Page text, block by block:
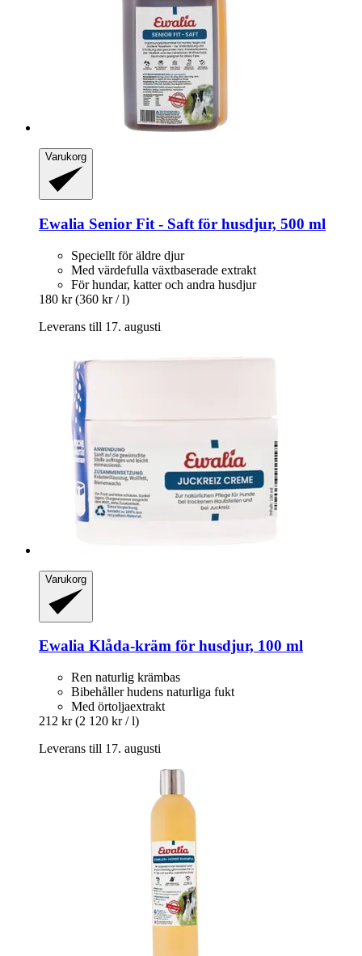
Varukorg
Ewalia Senior Fit -​ Saft för husdjur, 500 ml
Speciellt för äldre djur
Med värdefulla växtbaserade extrakt
För hundar, katter och andra husdjur
180 kr (360 kr / l)
Leverans till 17. augusti
Varukorg
Ewalia Klåda-​kräm för husdjur, 100 ml
Ren naturlig krämbas
Bibehåller hudens naturliga fukt
Med örtoljaextrakt
212 kr (2 120 kr / l)
Leverans till 17. augusti